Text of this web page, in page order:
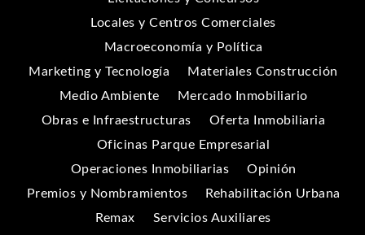
Locales y Centros Comerciales
Macroeconomía y Política
Marketing y Tecnología
Materiales Construcción
Medio Ambiente
Mercado Inmobiliario
Obras e Infraestructuras
Oferta Inmobiliaria
Oficinas Parque Empresarial
Operaciones Inmobiliarias
Opinión
Premios y Nombramientos
Rehabilitación Urbana
Remax
Servicios Auxiliares